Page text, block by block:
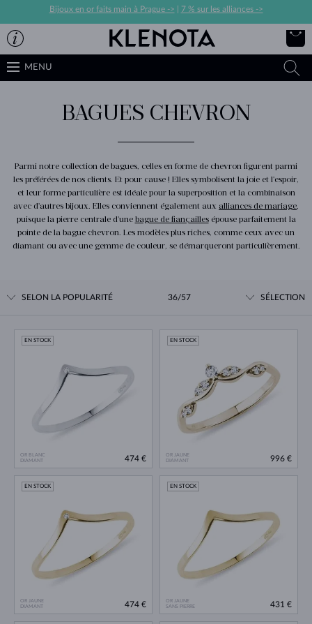
Bijoux en or faits main à Prague -> 7 % sur les alliances ->
MENU
BAGUES CHEVRON
Parmi notre collection de bagues, celles en forme de chevron figurent parmi
les préférées de nos clients. Et pour cause ! Elles symbolisent la joie et l'espoir,
et leur forme particulière est idéale pour la superposition et la combinaison
avec d'autres bijoux. Elles conviennent également aux alliances de mariage,
puisque la pierre centrale d'une bague de fiançaillesépouse parfaitement la
pointe de la bague chevron. Les modèles plus riches, comme ceux avec un
diamant ou avec une gemme de couleur, se démarqueront particulièrement.
SELON LA POPULARITÉ 36/57 SÉLECTION
OR BLANC
DIAMANT
EN STOCK
474 €
OR JAUNE
DIAMANT
EN STOCK
996 €
OR JAUNE
DIAMANT
EN STOCK
474 €
OR JAUNE
SANS PIERRE
EN STOCK
431 €